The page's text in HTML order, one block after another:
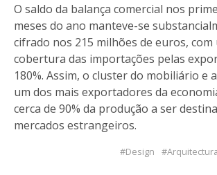
O saldo da balança comercial nos
meses do ano manteve-se
cifrado nos 215 milhões de euros, com
cobertura das importações pelas
180%. Assim, o cluster do mobiliário e
um dos mais exportadores da
cerca de 90% da produção a ser
mercados estrangeiros.
Design Arquitectura